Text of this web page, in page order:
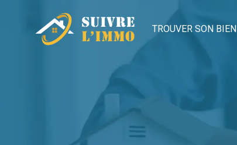
TROUVER SON BIEN